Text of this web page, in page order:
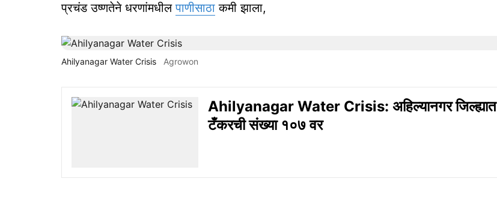
प्रचंड उष्णतेने धरणांमधीलपाणीसाठा कमी झाला,
Ahilyanagar Water Crisis Agrowon
Ahilyanagar Water Crisis: अहिल्यानगर जिल्ह्यात
टँकरची संख्या १०७ वर